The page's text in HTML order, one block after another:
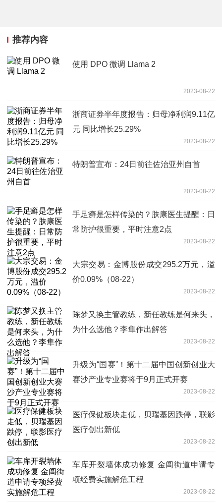
推荐内容
使用 DPO 微调 Llama 2
2023-08-22
浙商证券半年度报告：归母净利润9.11亿
元 同比增长25.29%
2023-08-22
特朗普宣布：24日前往佐治亚州自首
2023-08-22
手足癣是怎样传染的？肤康医生提醒：日
常防护很重要，平时注意2点
2023-08-22
大宗交易：金博股份成交295.2万元，溢
价0.09%（08-22）
2023-08-22
陈梦又换主管教练，新任教练是何来头，
为什么选他？李隼作出解答
2023-08-22
升级为“国赛”！第十二届中国创新创业大
赛沙产业专业赛将于9月正式开赛
2023-08-22
医疗保健板块走低，贝瑞基因跌停，联影
医疗创出新低
2023-08-22
车库开裂墙体成功修复 金阊街道申请专
项经费实施解危工程
2023-08-22